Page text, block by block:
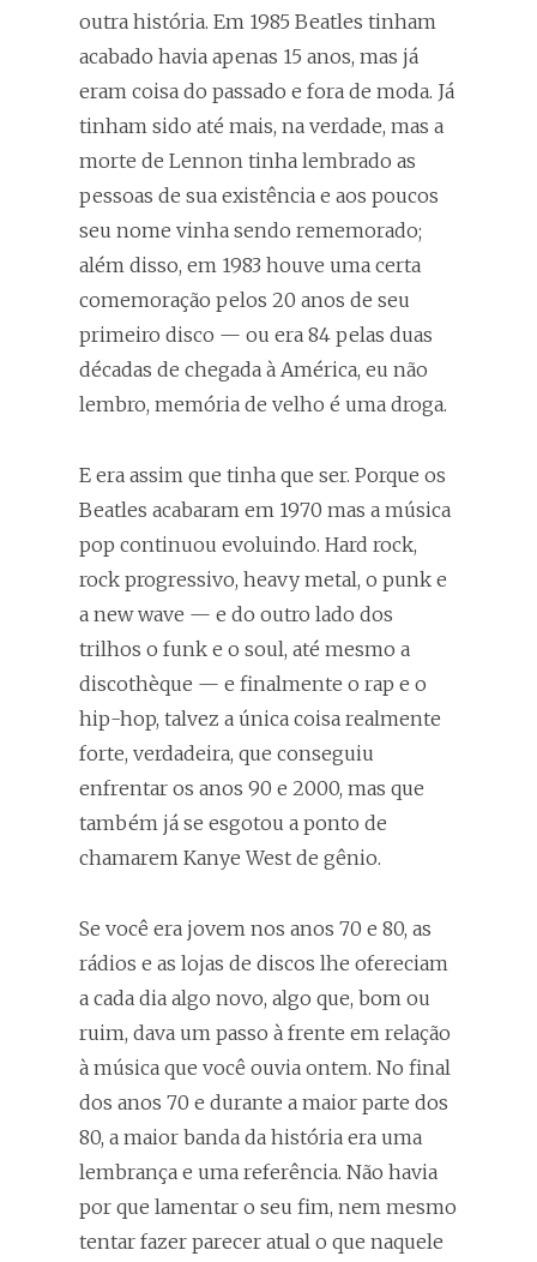
outra história. Em 1985 Beatles tinham
acabado havia apenas 15 anos, mas já
eram coisa do passado e fora de moda. Já
tinham sido até mais, na verdade, mas a
morte de Lennon tinha lembrado as
pessoas de sua existência e aos poucos
seu nome vinha sendo rememorado;
além disso, em 1983 houve uma certa
comemoração pelos 20 anos de seu
primeiro disco — ou era 84 pelas duas
décadas de chegada à América, eu não
lembro, memória de velho é uma droga.
E era assim que tinha que ser. Porque os
Beatles acabaram em 1970 mas a música
pop continuou evoluindo. Hard rock,
rock progressivo, heavy metal, o punk e
a new wave — e do outro lado dos
trilhos o funk e o soul, até mesmo a
discothèque — e finalmente o rap e o
hip-hop, talvez a única coisa realmente
forte, verdadeira, que conseguiu
enfrentar os anos 90 e 2000, mas que
também já se esgotou a ponto de
chamarem Kanye West de gênio.
Se você era jovem nos anos 70 e 80, as
rádios e as lojas de discos lhe ofereciam
a cada dia algo novo, algo que, bom ou
ruim, dava um passo à frente em relação
à música que você ouvia ontem. No final
dos anos 70 e durante a maior parte dos
80, a maior banda da história era uma
lembrança e uma referência. Não havia
por que lamentar o seu fim, nem mesmo
tentar fazer parecer atual o que naquele